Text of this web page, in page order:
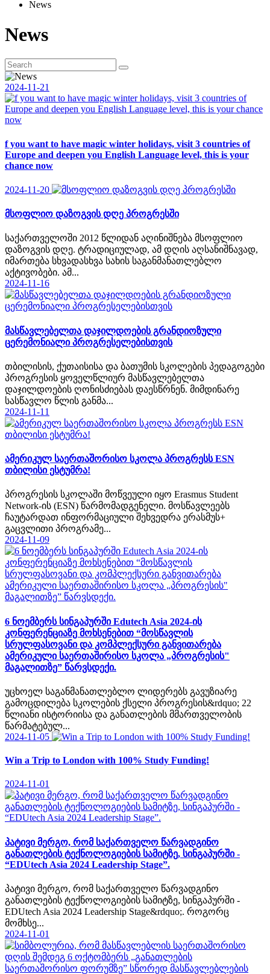
News
News
2024-11-21
f you want to have magic winter holidays, visit 3 countries of
Europe and deepen you English Language level, this is your
chance now
2024-11-20
მსოფლიო დაზოგვის დღე პროგრესში
საქართველოში 2012 წლიდან აღინიშნება მსოფლიო
დაზოგვის დღე. ტრადიციულად, ამ დღის აღსანიშნავად,
იმართება სხვადასხვა სახის საგანმანათლებლო
აქტივობები. ამ...
2024-11-16
მასწავლებელთა დაჯილდოების გრანდიოზული
ცერემონიალი პროგრესელებისთვის
თბილისის, ქუთაისისა და ბათუმის სკოლების პედაგოგები
პროგრესის ყოველწლიურ მასწავლებელთა
დაჯილდოების ღონისძიებას დაესწრნენ. მიმდინარე
სასწავლო წლის განმა...
2024-11-11
ამერიკულ საერთაშორისო სკოლა პროგრესს ESN
თბილისი ესტუმრა!
პროგრესის სკოლაში მოწვეული იყო Erasmus Student
Network-ის (ESN) წარმომადგენელი. მოსწავლეებს
ჩაუტარდათ ინფორმაციული შეხვედრა ერასმუს+
გაცვლითი პროგრამე...
2024-11-09
6 ნოემბერს სინგაპურში Edutech Asia 2024-ის
კონფერენციაზე მოხსენებით “მოსწავლის
სრულფასოვანი და კომპლექსური განვითარება
ამერიკული საერთაშირისო სკოლა „პროგრესის"
მაგალითზე” წარვსდექი.
უცხოელ საგანმანათლებლო ლიდერებს გავუზიარე
გამოცდილება სკოლების ქსელი პროგრესის&rdquo; 22
წლიანი ისტორიისა და განათლების მმართველობის
წარმატებულ...
2024-11-05
Win a Trip to London with 100% Study Funding!
2024-11-01
პატივი მერგო, რომ საქართველო წარვადგინო
განათლების ტექნოლოგიების სამიტზე, სინგაპურში -
“EDUtech Asia 2024 Leadership Stage”.
პატივი მერგო, რომ საქართველო წარვადგინო
განათლების ტექნოლოგიების სამიტზე, სინგაპურში -
EDUtech Asia 2024 Leadership Stage&rdquo;. როგორც
მომხსე...
2024-11-01